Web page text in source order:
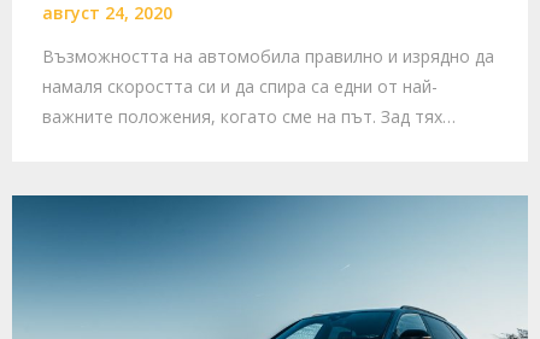
август 24, 2020
Възможността на автомобила правилно и изрядно да
намаля скоростта си и да спира са едни от най-
важните положения, когато сме на път. Зад тях…